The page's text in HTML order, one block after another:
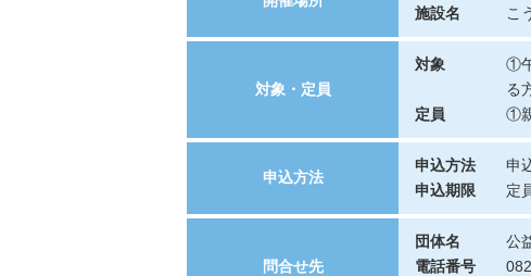
施設名
こ
対象・定員
対象
①
る
定員
①
申込方法
申込方法
申
申込期限
定
問合せ先
団体名
公
電話番号